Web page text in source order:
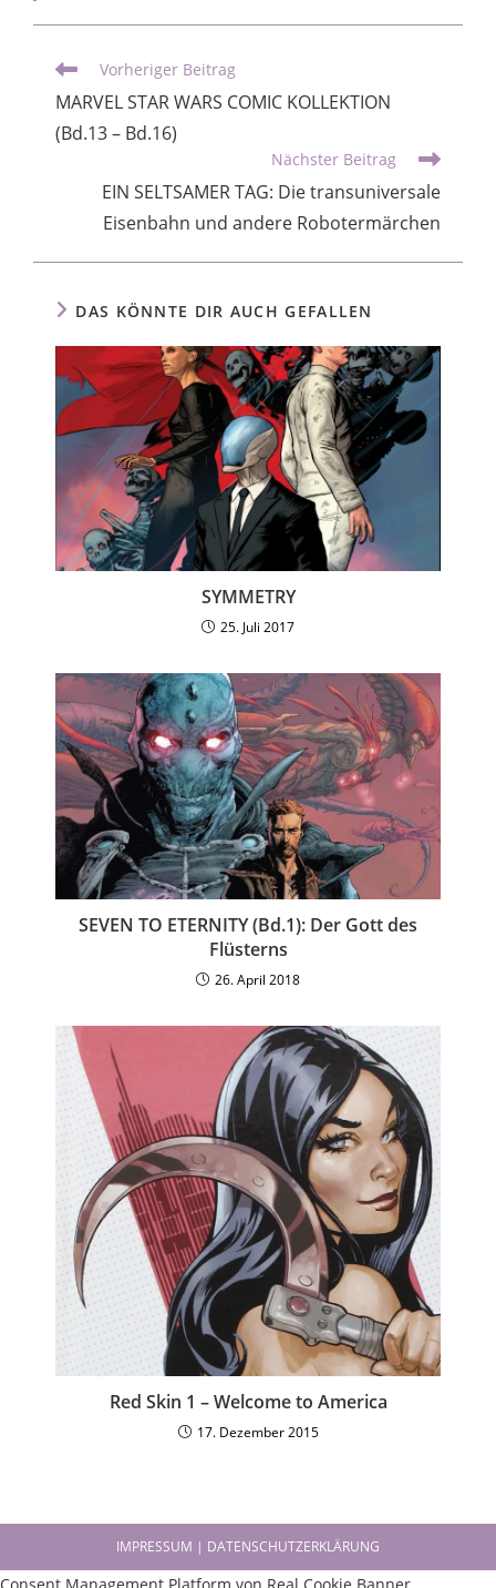
Vorheriger Beitrag
MARVEL STAR WARS COMIC KOLLEKTION
(Bd.13 – Bd.16)
Nächster Beitrag
EIN SELTSAMER TAG: Die transuniversale
Eisenbahn und andere Robotermärchen
DAS KÖNNTE DIR AUCH GEFALLEN
SYMMETRY
25. Juli 2017
SEVEN TO ETERNITY (Bd.1): Der Gott des
Flüsterns
26. April 2018
Red Skin 1 – Welcome to America
17. Dezember 2015
IMPRESSUM | DATENSCHUTZERKLÄRUNG